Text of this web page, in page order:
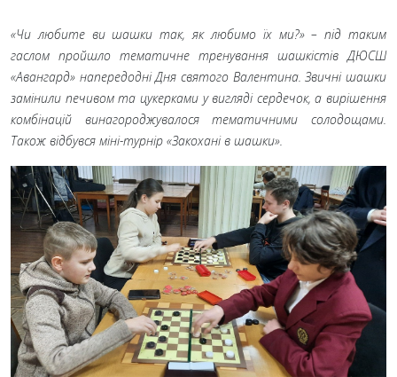
«Чи любите ви шашки так, як любимо їх ми?» – під таким
гаслом пройшло тематичне тренування шашкістів ДЮСШ
«Авангард» напередодні Дня святого Валентина. Звичні шашки
замінили печивом та цукерками у вигляді сердечок, а вирішення
комбінацій винагороджувалося тематичними солодощами.
Також відбувся міні-турнір «Закохані в шашки».